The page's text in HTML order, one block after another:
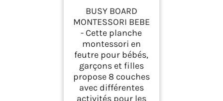
Jouet Montessori
Educatif, Malette
Busy Book Motricité
Fine. Jouets d'Activité
et de Développement,
Cadeau Enfant
Garcon Fille 1 2 3 4 5
6 Anniversaire Noel
BUSY BOARD
MONTESSORI BEBE
- Cette planche
montessori en
feutre pour bébés,
garçons et filles
propose 8 couches
avec différentes
activités pour les